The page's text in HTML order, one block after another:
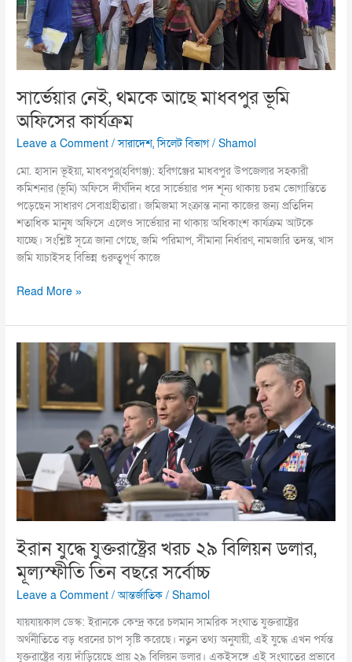
সার্ভেয়ার নেই, থমকে আছে মাধবপুর ভূমি
অফিসের কার্যক্রম
Leave a Comment /সারাদেশ,সিলেট বিভাগ/Shamol
মো. হাসান ভূইয়া, মাধবপুর(হবিগঞ্জ): হবিগঞ্জের মাধবপুর উপজেলার সহকারী
কমিশনার (ভূমি) অফিসে দীর্ঘদিন ধরে সার্ভেয়ার পদ শূন্য থাকায় চরম ভোগান্তিতে
পড়েছেন সাধারণ সেবাগ্রহীতারা। জমিজমা সংক্রান্ত নানা কাজের জন্য প্রতিদিন
শতাধিক মানুষ অফিসে এলেও সার্ভেয়ার না থাকায় অধিকাংশ কার্যক্রম আটকে
যাচ্ছে। সংশ্লিষ্ট সূত্রে জানা গেছে, জমি পরিমাপ, সীমানা নির্ধারণ, নামজারি তদন্ত, খাস
জমি যাচাইসহ বিভিন্ন গুরুত্বপূর্ণ কাজে
Read More »
ইরান যুদ্ধে যুক্তরাষ্ট্রের খরচ ২৯ বিলিয়ন ডলার,
মূল্যস্ফীতি তিন বছরে সর্বোচ্চ
Leave a Comment /আন্তর্জাতিক /Shamol
যায়যায়কাল ডেস্ক: ইরানকে কেন্দ্র করে চলমান সামরিক সংঘাত যুক্তরাষ্ট্রের
অর্থনীতিতে বড় ধরনের চাপ সৃষ্টি করেছে। নতুন তথ্য অনুযায়ী, এই যুদ্ধে এখন পর্যন্ত
যুক্তরাষ্ট্রের ব্যয় দাঁড়িয়েছে প্রায় ২৯ বিলিয়ন ডলার। একইসঙ্গে এই সংঘাতের প্রভাবে
ইরান
যুদ্ধে
যুক্তরাষ্ট্রের
খরচ
২৯
ডলার,
মূল্যস্ফীতি
তিন
সর্বোচ্চ